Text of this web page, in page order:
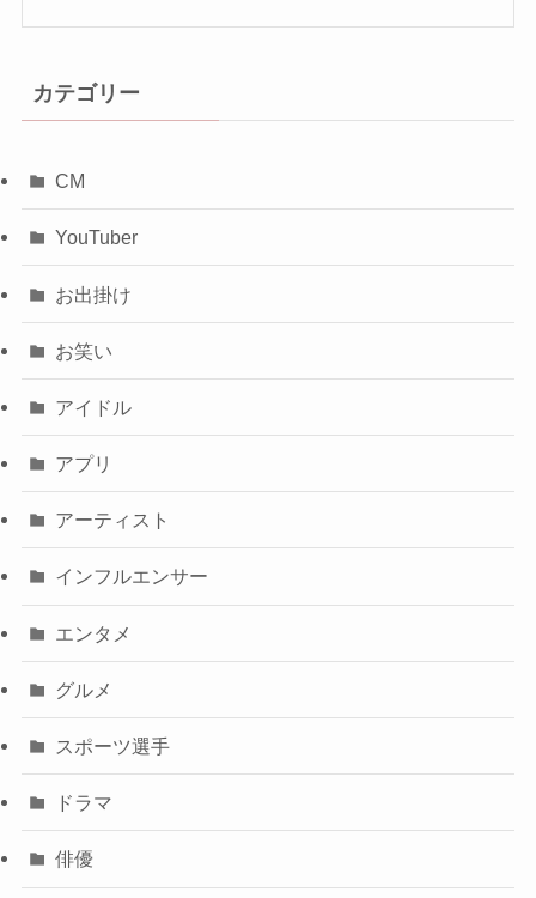
カテゴリー
CM
YouTuber
お出掛け
お笑い
アイドル
アプリ
アーティスト
インフルエンサー
エンタメ
グルメ
スポーツ選手
ドラマ
俳優